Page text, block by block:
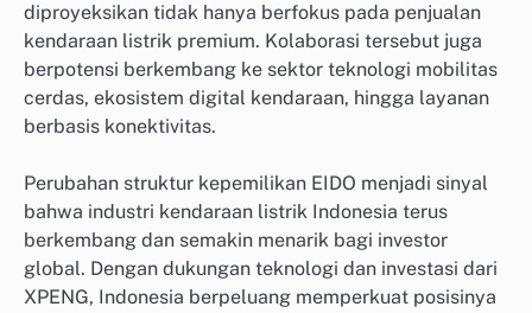
diproyeksikan tidak hanya berfokus pada penjualan
kendaraan listrik premium. Kolaborasi tersebut juga
berpotensi berkembang ke sektor teknologi mobilitas
cerdas, ekosistem digital kendaraan, hingga layanan
berbasis konektivitas.
Perubahan struktur kepemilikan EIDO menjadi sinyal
bahwa industri kendaraan listrik Indonesia terus
berkembang dan semakin menarik bagi investor
global. Dengan dukungan teknologi dan investasi dari
XPENG, Indonesia berpeluang memperkuat posisinya